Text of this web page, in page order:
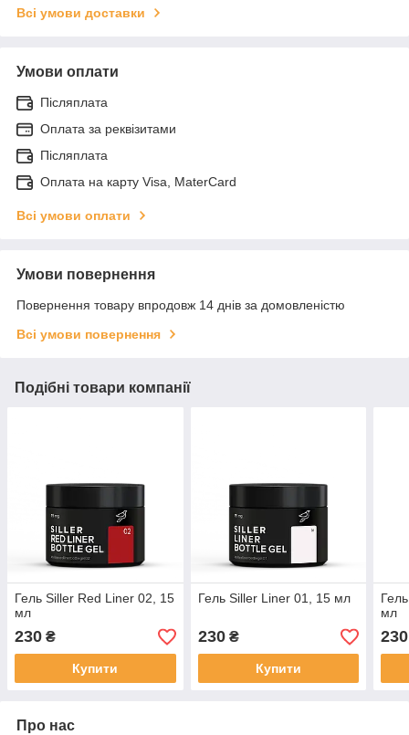
Всі умови доставки
Умови оплати
Післяплата
Оплата за реквізитами
Післяплата
Оплата на карту Visa, MaterCard
Всі умови оплати
Умови повернення
Повернення товару впродовж 14 днів за домовленістю
Всі умови повернення
Подібні товари компанії
Гель Siller Red Liner 02, 15
мл
230 ₴
Купити
Гель Siller Liner 01, 15 мл
230₴
Купити
мл
230
Про нас